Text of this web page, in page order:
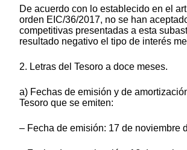
De acuerdo con lo establecido en el
orden EIC/36/2017, no se han
competitivas presentadas a esta
resultado negativo el tipo de interés
2. Letras del Tesoro a doce meses.
a) Fechas de emisión y de
Tesoro que se emiten:
– Fecha de emisión: 17 de noviembre